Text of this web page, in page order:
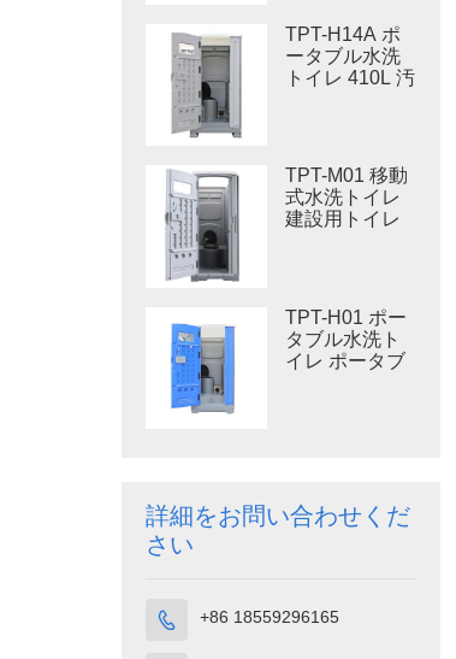
タブルトイレ
現場トイレ
TPT-H14A ポ
ータブル水洗
トイレ 410L 汚
TPT-M01 移動
式水洗トイレ
建設用トイレ
TPT-H01 ポー
タブル水洗ト
イレ ポータブ
詳細をお問い合わせくだ
さい
 +86 18559296165